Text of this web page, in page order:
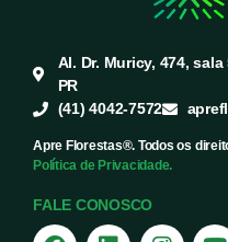
Al. Dr. Muricy, 474,
PR
(41) 4042-7572
Apre Florestas®. Todos os
Política de Privacidade.
FALE CONOSCO